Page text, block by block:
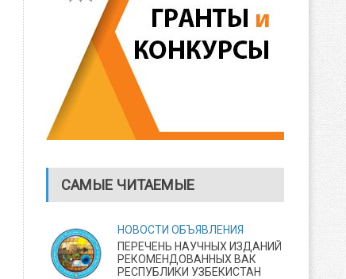
САМЫЕ ЧИТАЕМЫЕ
НОВОСТИ ОБЪЯВЛЕНИЯ
ПЕРЕЧЕНЬ НАУЧНЫХ ИЗДАНИЙ
РЕКОМЕНДОВАННЫХ ВАК
РЕСПУБЛИКИ УЗБЕКИСТАН